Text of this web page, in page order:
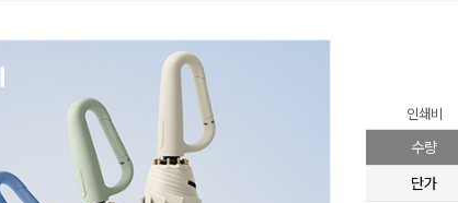
인쇄비
수량
단가